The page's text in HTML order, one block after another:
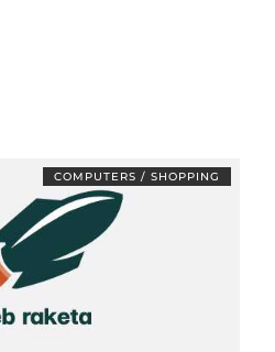
COMPUTERS / SHOPPING